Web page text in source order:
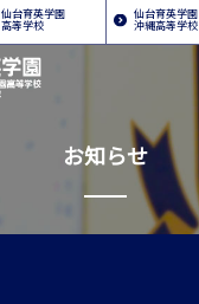
仙台育英学園
高等学校
仙台育英学園
沖縄高等学校
お知らせ